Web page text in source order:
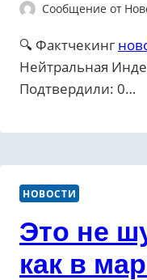
Сообщение от
🔍 Фактчекинг
Нейтральная
Подтвердили: 0…
НОВОСТИ
Это не
как в